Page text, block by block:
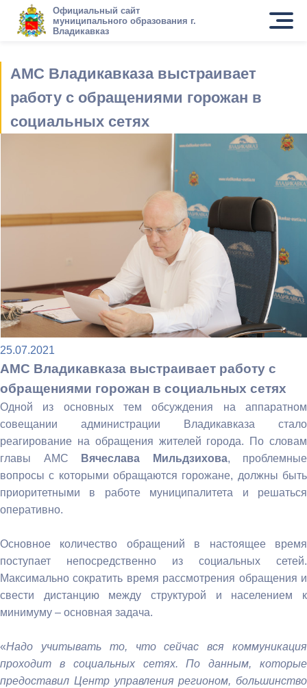
Официальный сайт
муниципального образования г.
Владикавказ
АМС Владикавказа выстраивает
работу с обращениями горожан в
социальных сетях
25.07.2021
АМС Владикавказа выстраивает работу с
обращениями горожан в социальных сетях
Одной из основных тем обсуждения на аппаратном
совещании администрации Владикавказа стало
реагирование на обращения жителей города. По словам
главы АМС
Вячеслава Мильдзихова, проблемные
вопросы с которыми обращаются горожане, должны быть
приоритетными в работе муниципалитета и решаться
оперативно.
Основное количество обращений в настоящее время
поступает непосредственно из социальных сетей.
Максимально сократить время рассмотрения обращения и
свести дистанцию между структурой и населением к
минимуму – основная задача.
«Надо учитывать то, что сейчас вся коммуникация
проходит в социальных сетях. По данным, которые
предоставил Центр управления регионом, большинство